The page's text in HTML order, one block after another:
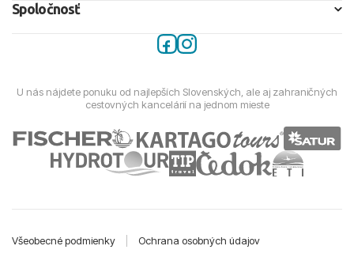
Spoločnosť
U nás nájdete ponuku od najlepších Slovenských, ale aj zahraničných
cestovných kancelárií na jednom mieste
Všeobecné podmienky Ochrana osobných údajov